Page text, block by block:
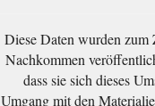
Diese Daten wurden zum
Nachkommen
dass sie sich dieses
Umgang mit den